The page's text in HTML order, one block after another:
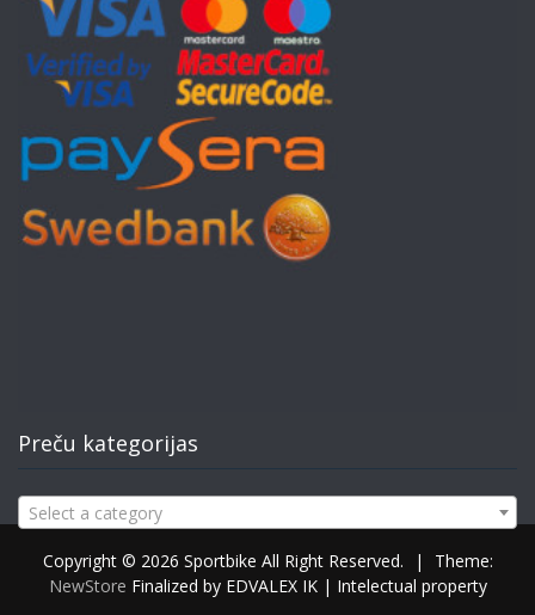
Preču kategorijas
Select a category
Copyright © 2026 Sportbike All Right Reserved. |
Theme:
NewStore Finalized by EDVALEX IK | Intelectual property